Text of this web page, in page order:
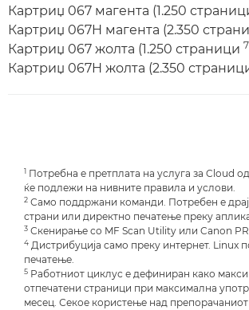
Картриџ 067 магента (1.250
Картриџ 067H магента (2.350
Картриџ 067 жолта (1.250 страници 7
Картриџ 067H жолта (2.350
1 Потребна е претплата на услуга за Cloud
ќе подлежи на нивните правила и услови.
2 Само поддржани команди. Потребен е
страни или директно печатење преку
3 Скенирање со MF Scan Utility или Canon
4 Дистрибуција само преку интернет. Linux
печатење.
5 Работниот циклус е дефиниран како
отпечатени страници при максимална
месец. Секое користење над